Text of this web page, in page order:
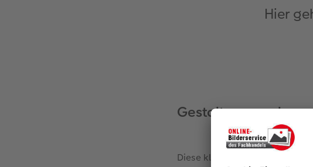
Hier
Gestaltungsvorlage
Diese kleinen Momente füge